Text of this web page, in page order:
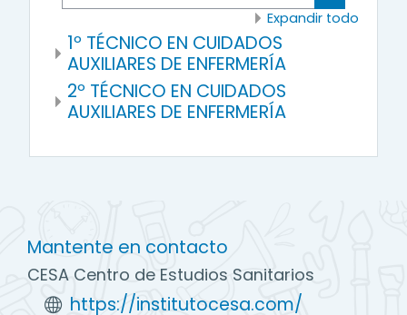
Buscar
Expandir todo
1º TÉCNICO EN CUIDADOS
AUXILIARES DE ENFERMERÍA
2º TÉCNICO EN CUIDADOS
AUXILIARES DE ENFERMERÍA
Mantente en contacto
CESA Centro de Estudios Sanitarios
https://institutocesa.com/